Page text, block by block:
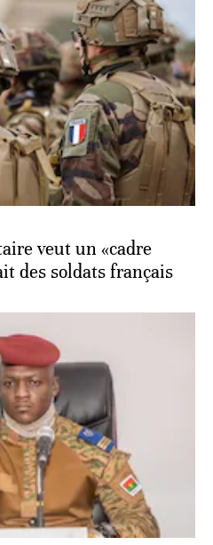
veut un «cadre
des soldats français